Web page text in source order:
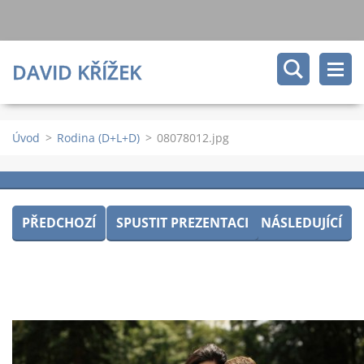
DAVID KŘÍŽEK
Úvod > Rodina (D+L+D) > 08078012.jpg
PŘEDCHOZÍ SPUSTIT PREZENTACI NÁSLEDUJÍCÍ